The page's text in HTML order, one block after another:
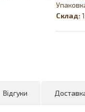
Склад:
Відгуки